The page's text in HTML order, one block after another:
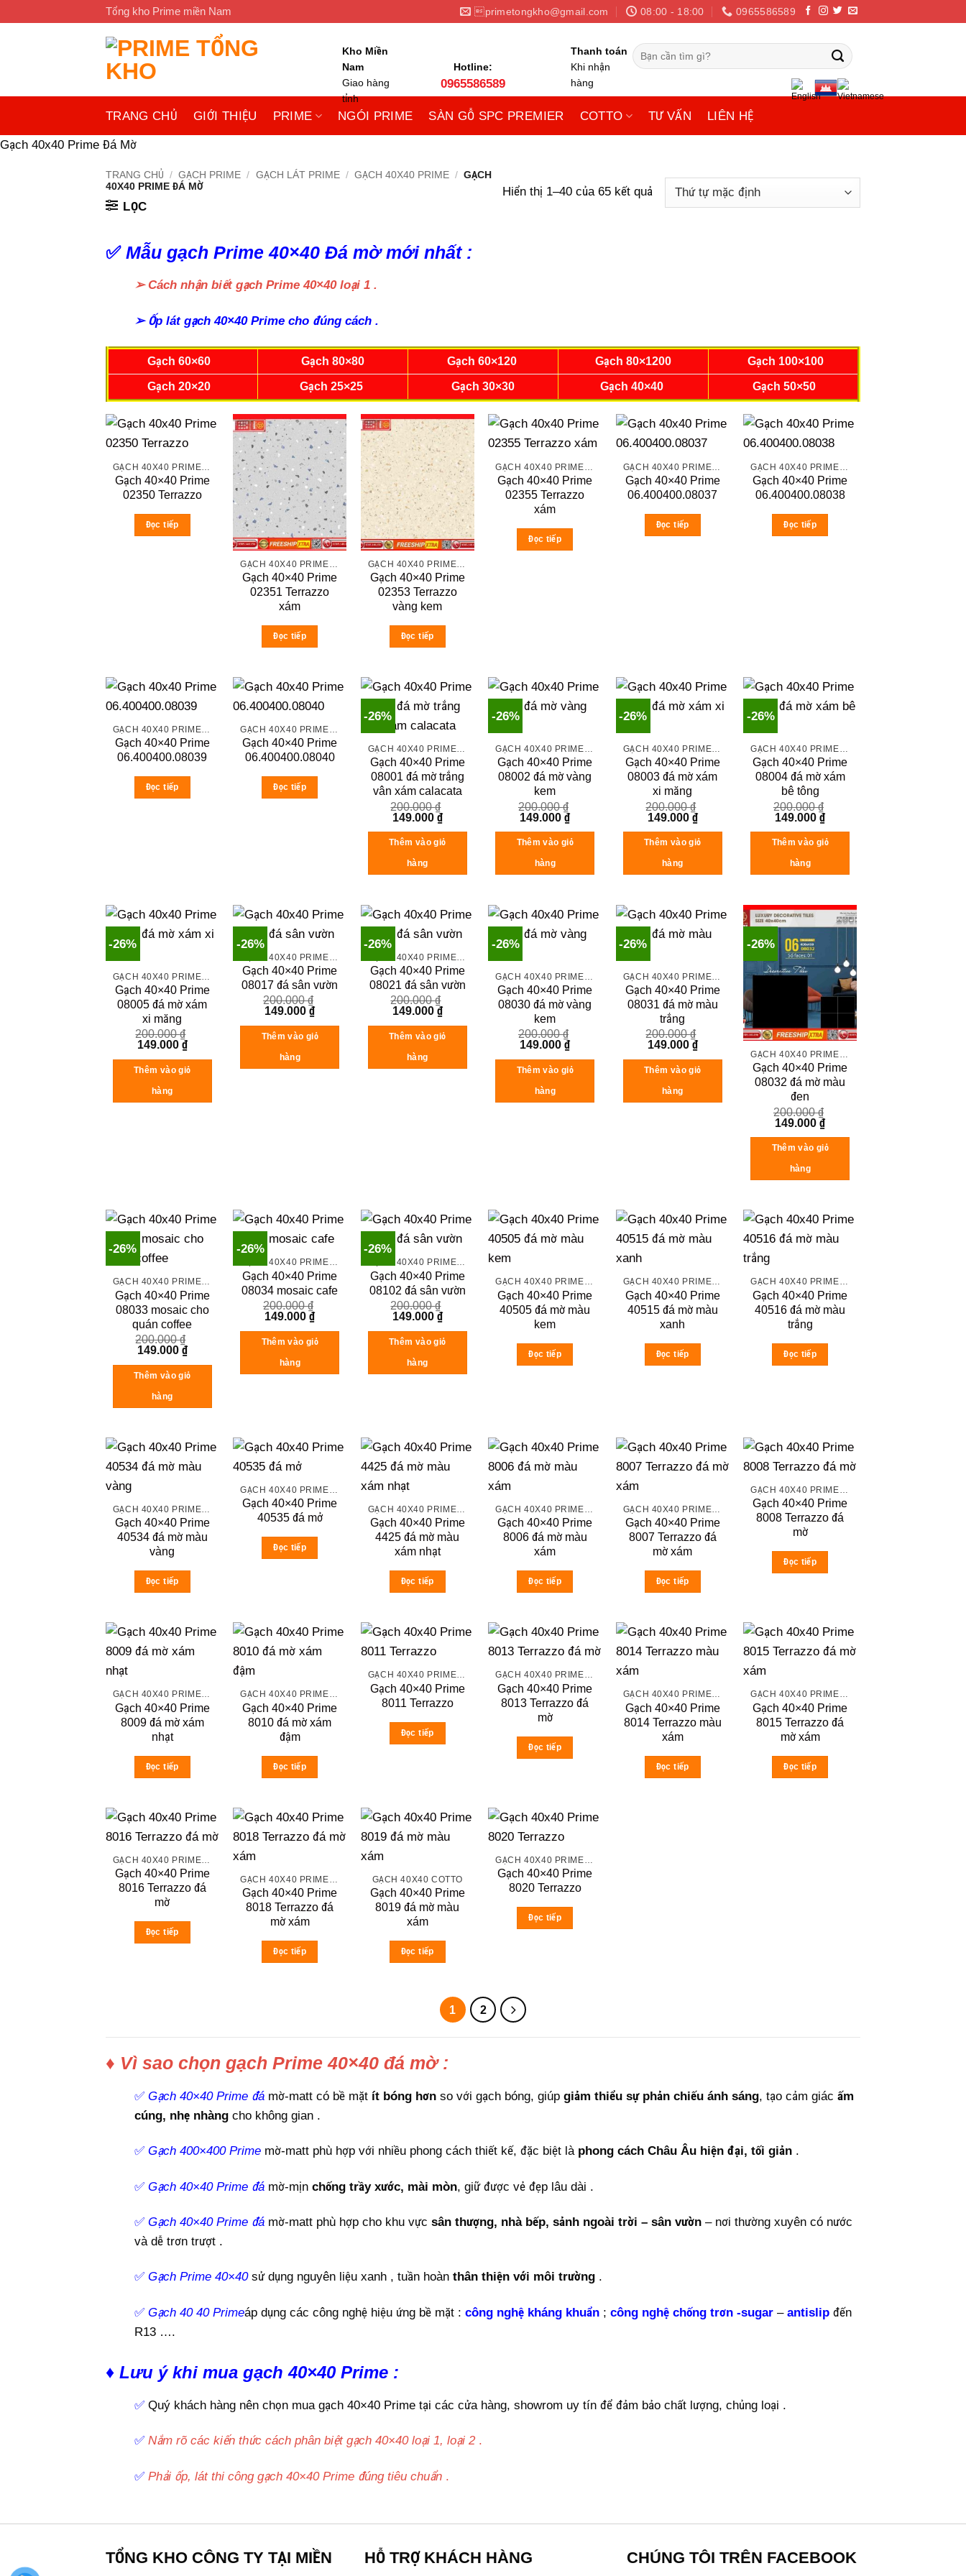
Tổng kho Prime miền Nam primetongkho@gmail.com 08:00 - 18:00 0965586589
Kho Miền
Nam
Giao hàng
tỉnh
Hotline:
0965586589
Thanh toán
Khi nhận
hàng
Tìm
kiếm:
TRANG CHỦ GIỚI THIỆU PRIME NGÓI PRIME SÀN GỖ SPC PREMIER COTTO TƯ VẤN
LIÊN HỆ
Gạch 40x40 Prime Đá Mờ
TRANG CHỦ / GẠCH PRIME / GẠCH LÁT PRIME / GẠCH 40X40 PRIME / GẠCH
40X40 PRIME ĐÁ MỜ
LỌC
Hiển thị 1–40 của 65 kết quả
✅Mẫu gạch Prime 40×40 Đá mờ mới nhất :
➢ Cách nhận biết gạch Prime 40×40 loại 1 .
➢ Ốp lát gạch 40×40 Prime cho đúng cách .
Gạch 60×60 Gạch 80×80 Gạch 60×120 Gạch 80×1200 Gạch 100×100
Gạch 20×20 Gạch 25×25 Gạch 30×30 Gạch 40×40 Gạch 50×50
Gạch 40×40 Prime
02350 Terrazzo
Đọc tiếp
Gạch 40×40 Prime
02351 Terrazzo
xám
Đọc tiếp
Gạch 40×40 Prime
02353 Terrazzo
vàng kem
Đọc tiếp
Gạch 40×40 Prime
02355 Terrazzo
xám
Đọc tiếp
Gạch 40×40 Prime
06.400400.08037
Đọc tiếp
Gạch 40×40 Prime
06.400400.08038
Đọc tiếp
Gạch 40×40 Prime
06.400400.08039
Đọc tiếp
Gạch 40×40 Prime
06.400400.08040
Đọc tiếp
-26%
Gạch 40×40 Prime
08001 đá mờ trắng
vân xám calacata
200.000₫
Original
was:
200.000 ₫.
149.000 ₫Current
price
is:
149.000 ₫.
Thêm vào giỏ
hàng
-26%
Gạch 40×40 Prime
08002 đá mờ vàng
kem
200.000₫
Original
was:
200.000 ₫.
149.000₫Current
price
is:
149.000 ₫.
Thêm vào giỏ
hàng
-26%
Gạch 40×40 Prime
08003 đá mờ xám
xi măng
200.000₫
Original
was:
200.000 ₫.
149.000 ₫Current
price
is:
149.000 ₫.
Thêm vào giỏ
hàng
-26%
Gạch 40×40 Prime
08004 đá mờ xám
bê tông
200.000₫
Original
was:
200.000 ₫.
149.000₫Current
price
is:
149.000 ₫.
Thêm vào giỏ
hàng
-26%
Gạch 40×40 Prime
08005 đá mờ xám
xi măng
200.000₫
Original
was:
200.000 ₫.
149.000 ₫Current
price
is:
149.000 ₫.
Thêm vào giỏ
hàng
-26%
Gạch 40×40 Prime
08017 đá sân vườn
200.000₫
Original
was:
200.000 ₫.
149.000₫Current
price
is:
149.000 ₫.
Thêm vào giỏ
hàng
-26%
Gạch 40×40 Prime
08021 đá sân vườn
200.000₫
Original
was:
200.000 ₫.
149.000 ₫Current
price
is:
149.000 ₫.
Thêm vào giỏ
hàng
-26%
Gạch 40×40 Prime
08030 đá mờ vàng
kem
200.000₫
Original
was:
200.000 ₫.
149.000₫Current
price
is:
149.000 ₫.
Thêm vào giỏ
hàng
-26%
Gạch 40×40 Prime
08031 đá mờ màu
trắng
200.000₫
Original
was:
200.000 ₫.
149.000 ₫Current
price
is:
149.000 ₫.
Thêm vào giỏ
hàng
-26%
Gạch 40×40 Prime
08032 đá mờ màu
đen
200.000₫
Original
was:
200.000 ₫.
149.000₫Current
price
is:
149.000 ₫.
Thêm vào giỏ
hàng
-26%
Gạch 40×40 Prime
08033 mosaic cho
quán coffee
200.000₫
Original
was:
200.000 ₫.
149.000 ₫Current
price
is:
149.000 ₫.
Thêm vào giỏ
hàng
-26%
Gạch 40×40 Prime
08034 mosaic cafe
200.000₫
Original
was:
200.000 ₫.
149.000₫Current
price
is:
149.000 ₫.
Thêm vào giỏ
hàng
-26%
Gạch 40×40 Prime
08102 đá sân vườn
200.000₫
Original
was:
200.000 ₫.
149.000 ₫Current
price
is:
149.000 ₫.
Thêm vào giỏ
hàng
Gạch 40×40 Prime
40505 đá mờ màu
kem
Đọc tiếp
Gạch 40×40 Prime
40515 đá mờ màu
xanh
Đọc tiếp
Gạch 40×40 Prime
40516 đá mờ màu
trắng
Đọc tiếp
Gạch 40×40 Prime
40534 đá mờ màu
vàng
Đọc tiếp
Gạch 40×40 Prime
40535 đá mở
Đọc tiếp
Gạch 40×40 Prime
4425 đá mờ màu
xám nhạt
Đọc tiếp
Gạch 40×40 Prime
8006 đá mờ màu
xám
Đọc tiếp
Gạch 40×40 Prime
8007 Terrazzo đá
mờ xám
Đọc tiếp
Gạch 40×40 Prime
8008 Terrazzo đá
mờ
Đọc tiếp
Gạch 40×40 Prime
8009 đá mờ xám
nhạt
Đọc tiếp
Gạch 40×40 Prime
8010 đá mờ xám
đậm
Đọc tiếp
Gạch 40×40 Prime
8011 Terrazzo
Đọc tiếp
Gạch 40×40 Prime
8013 Terrazzo đá
mờ
Đọc tiếp
Gạch 40×40 Prime
8014 Terrazzo màu
xám
Đọc tiếp
Gạch 40×40 Prime
8015 Terrazzo đá
mờ xám
Đọc tiếp
Gạch 40×40 Prime
8016 Terrazzo đá
mờ
Đọc tiếp
Gạch 40×40 Prime
8018 Terrazzo đá
mờ xám
Đọc tiếp
GẠCH 40X40 COTTO
Gạch 40×40 Prime
8019 đá mờ màu
xám
Đọc tiếp
Gạch 40×40 Prime
8020 Terrazzo
Đọc tiếp
1 2
♦ Vì sao chọn gạch Prime 40×40 đá mờ :
✅ Gạch 40×40 Prime đá mờ-matt có bề mặt ít bóng hơn so với gạch bóng, giúp giảm thiểu sự phản chiếu ánh sáng, tạo cảm giác ấm
cúng, nhẹ nhàng cho không gian .
✅ Gạch 400×400 Prime mờ-matt phù hợp với nhiều phong cách thiết kế, đặc biệt là phong cách Châu Âu hiện đại, tối giản .
✅ Gạch 40×40 Prime đá mờ-mịn chống trầy xước, mài mòn, giữ được vẻ đẹp lâu dài .
✅ Gạch 40×40 Prime đá mờ-matt phù hợp cho khu vực sân thượng, nhà bếp, sảnh ngoài trời – sân vườn – nơi thường xuyên có nước
và dễ trơn trượt .
✅ Gạch Prime 40×40sử dụng nguyên liệu xanh , tuần hoàn thân thiện với môi trường .
✅ Gạch 40 40 Primeáp dụng các công nghệ hiệu ứng bề mặt : công nghệ kháng khuẩn ; công nghệ chống trơn -sugar – antislip đến
R13 ….
♦ Lưu ý khi mua gạch 40×40 Prime :
✅ Quý khách hàng nên chọn mua gạch 40×40 Prime tại các cửa hàng, showrom uy tín để đảm bảo chất lượng, chủng loại .
✅ Nắm rõ các kiến thức cách phân biệt gạch 40×40 loại 1, loại 2.
✅ Phải ốp, lát thi công gạch 40×40 Prime đúng tiêu chuẩn .
TỔNG KHO CÔNG TY TẠI MIỀN
HỖ TRỢ KHÁCH HÀNG CHÚNG TÔI TRÊN FACEBOOK